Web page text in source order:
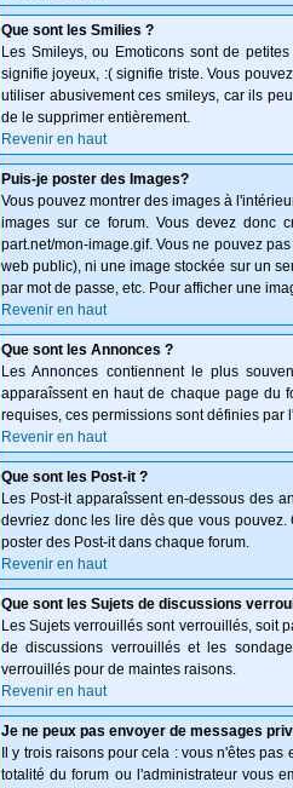
Que sont les Smilies ?
Les Smileys, ou Emoticons sont de
signifie joyeux, :( signifie triste. Vous
utiliser abusivement ces smileys, car ils
de le supprimer entièrement.
Revenir en haut
Puis-je poster des Images?
Vous pouvez montrer des images à
images sur ce forum. Vous devez donc
part.net/mon-image.gif. Vous ne pouvez
web public), ni une image stockée sur un
par mot de passe, etc. Pour afficher une
Revenir en haut
Que sont les Annonces ?
Les Annonces contiennent le plus
apparaîssent en haut de chaque page du
requises, ces permissions sont définies par
Revenir en haut
Que sont les Post-it ?
Les Post-it apparaîssent en-dessous des
devriez donc les lire dès que vous
poster des Post-it dans chaque forum.
Revenir en haut
Que sont les Sujets de discussions
Les Sujets verrouillés sont verrouillés, soit
de discussions verrouillés et les
verrouillés pour de maintes raisons.
Revenir en haut
Je ne peux pas envoyer de messages
Il y trois raisons pour cela : vous n'êtes
totalité du forum ou l'administrateur vous